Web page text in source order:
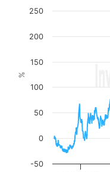
The chart has 1 X
The chart has 1 Y
%
0
100
200
-50
50
150
250